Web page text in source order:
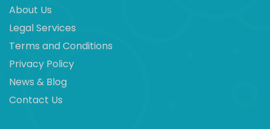
About Us
Legal Services
Terms and Conditions
Privacy Policy
News & Blog
Contact Us